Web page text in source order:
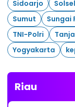
Sidoarjo
Solsel
Sumut
Sungai
TNI-Polri
Yogyakarta
Riau